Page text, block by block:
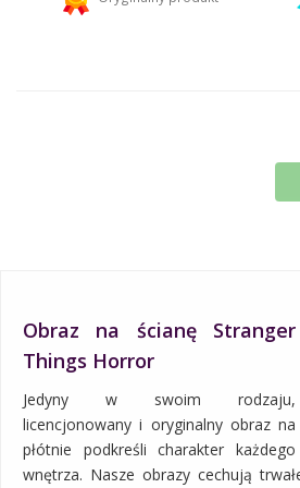
Dodaj więcej produktów do koszyka i zapłać
Obraz na ścianę Stranger
Things Horror
Jedyny w swoim rodzaju,
licencjonowany i oryginalny obraz na
płótnie podkreśli charakter każdego
wnętrza. Nasze obrazy cechują